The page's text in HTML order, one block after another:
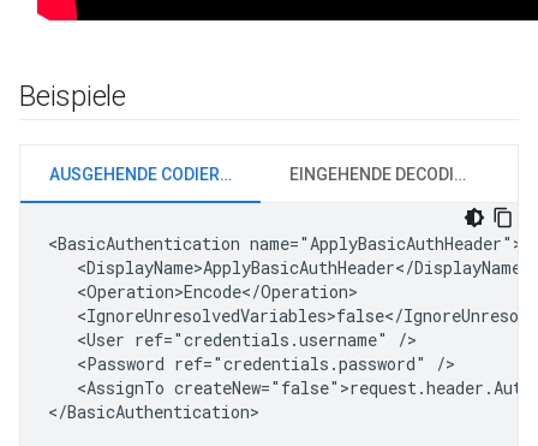
Beispiele
AUSGEHENDE CODIERUNG EINGEHENDE DECODIERUNG
<BasicAuthentication name="ApplyBasicAuthHeader">
   <DisplayName>ApplyBasicAuthHeader</DisplayName>
   <Operation>Encode</Operation>
<IgnoreUnresolvedVariables>false</
   <User ref="credentials.username" />
   <Password ref="credentials.password" />
<AssignTo
</BasicAuthentication>